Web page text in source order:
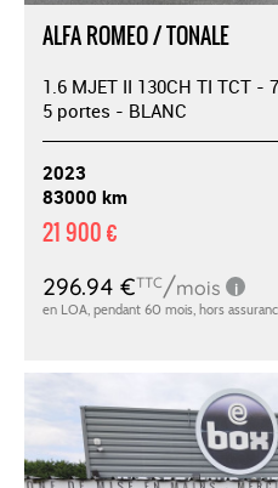
ALFA ROMEO / TONALE
1.6 MJET II 130CH TI TCT -
5 portes - BLANC
2023
83000 km
21 900 €